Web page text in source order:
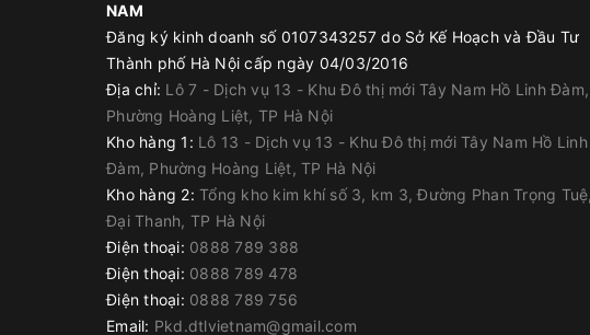
Neomax Thinner 390 được sử dụng để pha loãng Neomax 390
THI CÔNG NEOMAX 390
Thi công
Trong trường hợp thông thường, tổng định mức thi công lớp phủ
lớp;
NAM
Đăng ký kinh doanh số 0107343257 do Sở Kế Hoạch và Đầu Tư
Thành phố Hà Nội cấp ngày 04/03/2016
Địa chỉ: Lô 7 - Dịch vụ 13 - Khu Đô thị mới Tây Nam Hồ Linh Đàm,
Phường Hoàng Liệt, TP Hà Nội
Kho hàng 1: Lô 13 - Dịch vụ 13 - Khu Đô thị mới Tây Nam Hồ Linh
Đàm, Phường Hoàng Liệt, TP Hà Nội
Kho hàng 2: Tổng kho kim khí số 3, km 3, Đường Phan Trọng
Đại Thanh, TP Hà Nội
Điện thoại: 0888 789 388
Điện thoại: 0888 789 478
Điện thoại: 0888 789 756
Email: Pkd.dtlvietnam@gmail.com